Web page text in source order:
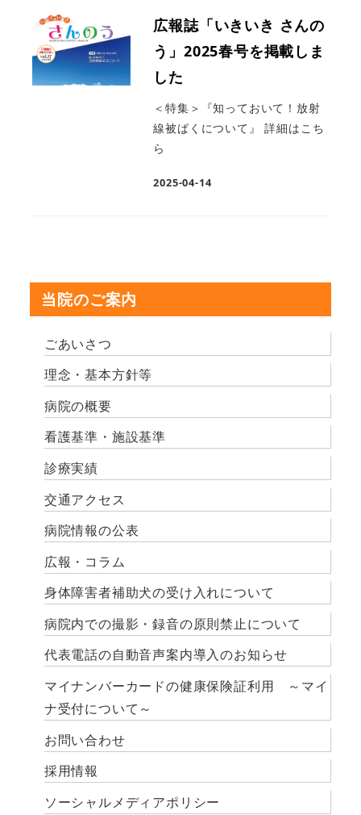
広報誌「いきいき さんの
う」2025春号を掲載しま
した
＜特集＞『知っておいて！放射
線被ばくについて』 詳細はこち
ら
2025-04-14
当院のご案内
ごあいさつ
理念・基本方針等
病院の概要
看護基準・施設基準
診療実績
交通アクセス
病院情報の公表
広報・コラム
身体障害者補助犬の受け入れについて
病院内での撮影・録音の原則禁止について
代表電話の自動音声案内導入のお知らせ
マイナンバーカードの健康保険証利用 ～マイ
ナ受付について～
お問い合わせ
採用情報
ソーシャルメディアポリシー